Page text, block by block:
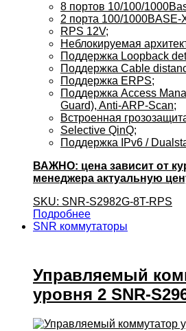
8 портов 10/100/
2 порта 100/1000BASE-
RPS 12V;
Неблокируемая
Поддержка Loopback
Поддержка Cable
Поддержка ERPS;
Поддержка Access
Guard), Anti-ARP-Scan;
Встроенная
Selective QinQ;
Поддержка IPv6 /
ВАЖНО: цена зависит от
менеджера актуальную
SKU: SNR-S2982G-8T-RPS
Подробнее
SNR коммутаторы
Управляемый
уровня 2 SNR-